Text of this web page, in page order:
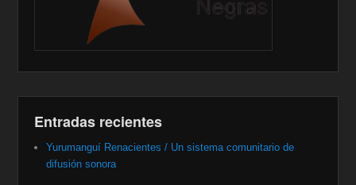
Entradas recientes
Yurumanguí Renacientes / Un sistema comunitario de
difusión sonora